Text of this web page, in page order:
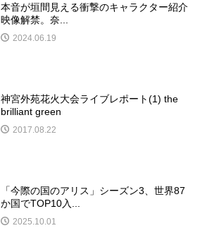
本音が垣間見える衝撃のキャラクター紹介
映像解禁。奈...
2024.06.19
神宮外苑花火大会ライブレポート(1) the
brilliant green
2017.08.22
「今際の国のアリス」シーズン3、世界87
か国でTOP10入...
2025.10.01